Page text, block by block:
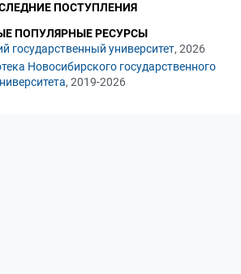
государственный университет, 2026
Новосибирского государственного
, 2019-2026
ПОСТУПЛЕНИЯ
ПОПУЛЯРНЫЕ РЕСУРСЫ